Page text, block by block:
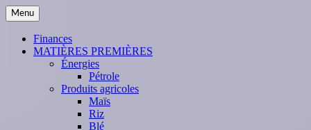
Skip
to
content
Menu
Finances
MATIÈRES PREMIÈRES
Énergies
Pétrole
Produits agricoles
Maïs
Riz
Blé